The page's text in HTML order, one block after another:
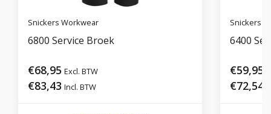
Snickers Workwear
6800 Service Broek
€68,95 Excl. BTW
€83,43 Incl. BTW
Snickers
6400
€59,95
€72,54